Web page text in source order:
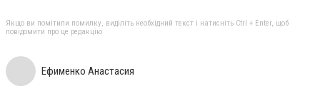
Якщо ви помітили помилку, виділіть необхідний текст і натисніть Ctrl + Enter, щоб
повідомити про це редакцію
Ефименко Анастасия